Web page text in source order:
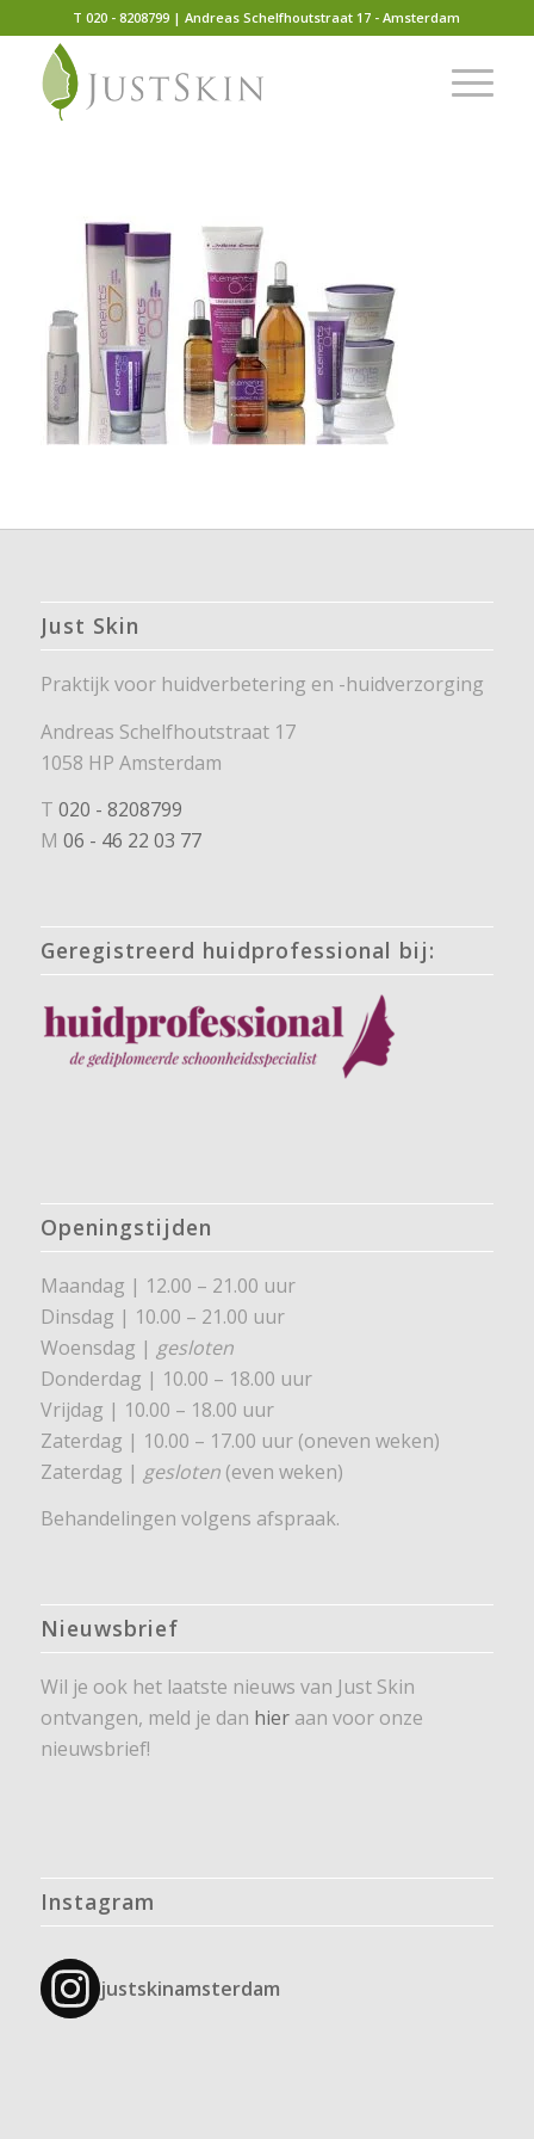
T 020 - 8208799 | Andreas Schelfhoutstraat 17 - Amsterdam
Just Skin
Praktijk voor huidverbetering en -huidverzorging
Andreas Schelfhoutstraat 17
1058 HP Amsterdam
T 020 - 8208799
M 06 - 46 22 03 77
Geregistreerd huidprofessional bij:
Openingstijden
Maandag | 12.00 – 21.00 uur
Dinsdag | 10.00 – 21.00 uur
Woensdag | gesloten
Donderdag | 10.00 – 18.00 uur
Vrijdag | 10.00 – 18.00 uur
Zaterdag | 10.00 – 17.00 uur (oneven weken)
Zaterdag | gesloten(even weken)
Behandelingen volgens afspraak.
Nieuwsbrief
Wil je ook het laatste nieuws van Just Skin
ontvangen, meld je dan hieraan voor onze
nieuwsbrief!
Instagram
justskinamsterdam